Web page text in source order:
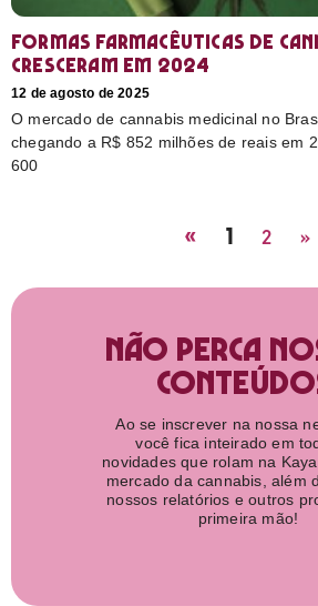
Formas farmacêuticas de
cresceram em 2024
12 de agosto de 2025
O mercado de cannabis medicinal no
chegando a R$ 852 milhões de reais em
600
« 1 2 »
Não perca
Ao se inscrever na nossa
você fica inteirado em
novidades que rolam na
mercado da cannabis, além
nossos relatórios e outros
primeira mão!